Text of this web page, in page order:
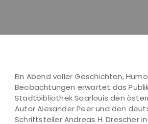
Ein Abend voller Geschichten,
Beobachtungen erwartet das
Stadtbibliothek Saarlouis den
Autor Alexander Peer und den
Schriftsteller Andreas H. Drescher